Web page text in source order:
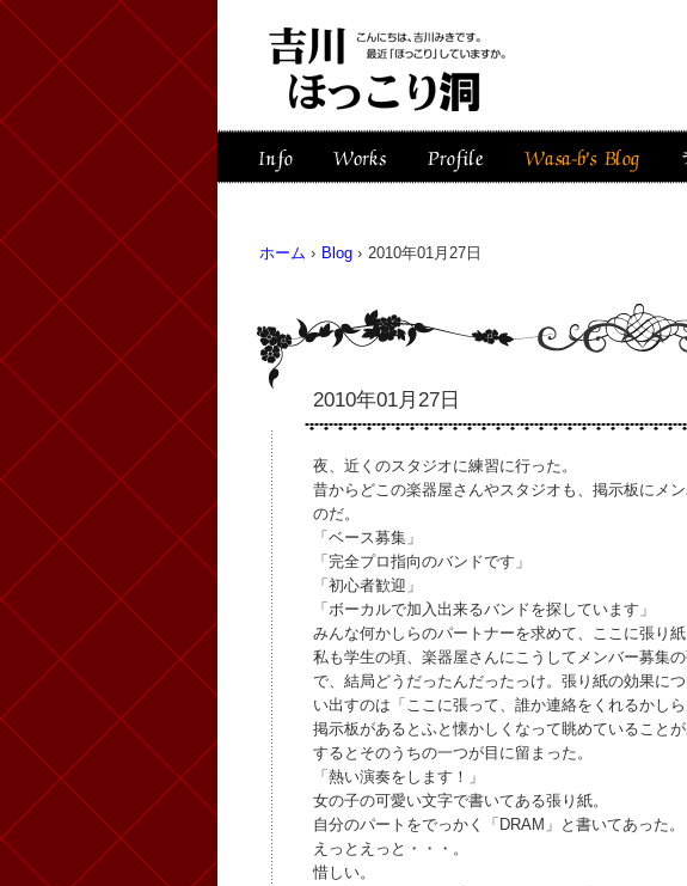
ホーム › Blog › 2010年01月27日
2010年01月27日
夜、近くのスタジオに練習に行った。
昔からどこの楽器屋さんやスタジオも、掲示板にメ
のだ。
「ベース募集」
「完全プロ指向のバンドです」
「初心者歓迎」
「ボーカルで加入出来るバンドを探しています」
みんな何かしらのパートナーを求めて、ここに張り紙
私も学生の頃、楽器屋さんにこうしてメンバー募集の
で、結局どうだったんだったっけ。張り紙の効果に
い出すのは「ここに張って、誰か連絡をくれるかし
掲示板があるとふと懐かしくなって眺めていることが
するとそのうちの一つが目に留まった。
「熱い演奏をします！」
女の子の可愛い文字で書いてある張り紙。
自分のパートをでっかく「DRAM」と書いてあった。
えっとえっと・・・。
惜しい。